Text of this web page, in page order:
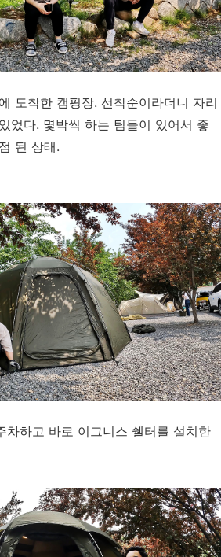
도착한 캠핑장. 선착순이라더니 자리
었다. 몇박씩 하는 팀들이 있어서 좋
된 상태.
차하고 바로 이그니스 쉘터를 설치한